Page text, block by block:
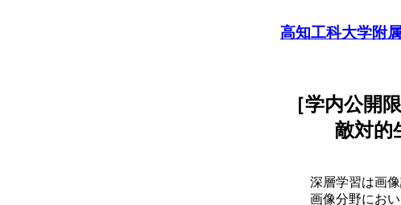
高知工科大学附
［学内公開
敵対的
深層学習は画
画像分野にお